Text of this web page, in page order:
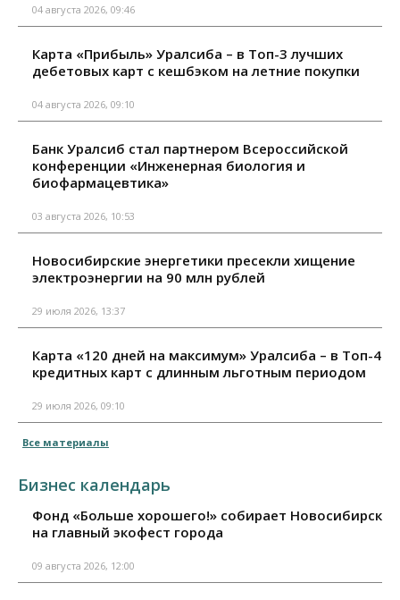
04 августа 2026, 09:46
Карта «Прибыль» Уралсиба – в Топ-3 лучших
дебетовых карт с кешбэком на летние покупки
04 августа 2026, 09:10
Банк Уралсиб стал партнером Всероссийской
конференции «Инженерная биология и
биофармацевтика»
03 августа 2026, 10:53
Новосибирские энергетики пресекли хищение
электроэнергии на 90 млн рублей
29 июля 2026, 13:37
Карта «120 дней на максимум» Уралсиба – в Топ-4
кредитных карт с длинным льготным периодом
29 июля 2026, 09:10
Все материалы
Бизнес календарь
Фонд «Больше хорошего!» собирает Новосибирск
на главный экофест города
09 августа 2026, 12:00